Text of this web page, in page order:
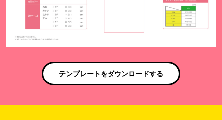
テンプレートをダウンロードする